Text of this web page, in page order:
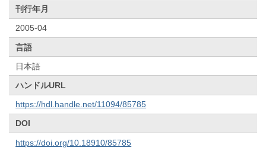
刊行年月
2005-04
言語
日本語
ハンドルURL
https://hdl.handle.net/11094/85785
DOI
https://doi.org/10.18910/85785